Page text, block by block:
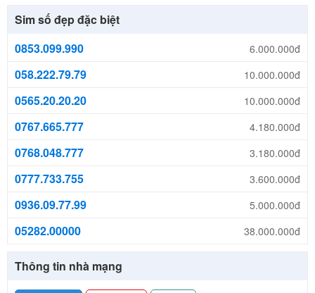
Sim số đẹp đặc biệt
0853.099.990
6.000.000đ
058.222.79.79 10.000.000đ
0565.20.20.20 10.000.000đ
0767.665.777 4.180.000đ
0768.048.777 3.180.000đ
0777.733.755 3.600.000đ
0936.09.77.99 5.000.000đ
05282.00000 38.000.000đ
Thông tin nhà mạng